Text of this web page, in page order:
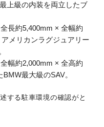
上級の内装を両立したブ
全長約5,400mm × 全幅約
メリカンラグジュアリー
幅約2,000mm × 全高約
最大級のSAV。
する駐車環境の確認がと